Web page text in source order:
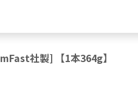
社製] 【1本364g】